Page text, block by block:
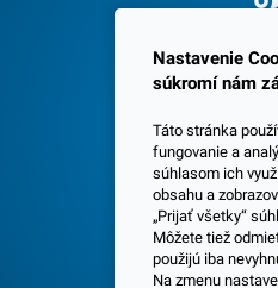
Spokojných
Centrála a
Nastavenie
súkromí nám
Táto stránka
fungovanie a
súhlasom ich
obsahu a
„Prijať všetky“
Môžete tiež
použijú iba
Na zmenu